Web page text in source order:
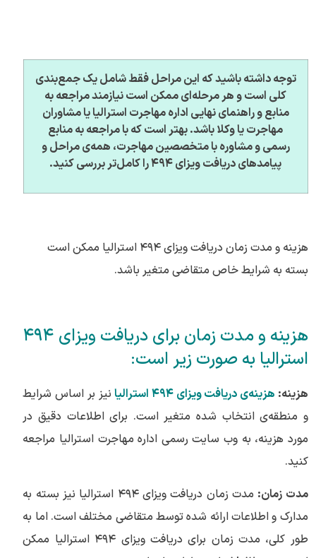
توجه داشته باشید که این مراحل فقط شامل یک جمع‌بندی
کلی است و هر مرحله‌ای ممکن است نیازمند مراجعه به
منابع و راهنمای نهایی اداره مهاجرت استرالیا یا مشاوران
مهاجرت یا وکلا باشد. بهتر است که با مراجعه به منابع
رسمی و مشاوره با متخصصین مهاجرت، همه‌ی مراحل و
پیامدهای دریافت ویزای ۴۹۴ را کامل‌تر بررسی کنید.
هزینه و مدت زمان دریافت ویزای ۴۹۴ استرالیا ممکن است
بسته به شرایط خاص متقاضی متغیر باشد.
هزینه و مدت زمان برای دریافت ویزای ۴۹۴
استرالیا به صورت زیر است:
هزینه: هزینه‌ی دریافت ویزای ۴۹۴ استرالیا
نیز بر اساس شرایط
و منطقه‌ی انتخاب شده متغیر است. برای اطلاعات دقیق در
مورد هزینه، به وب‌ سایت رسمی اداره مهاجرت استرالیا مراجعه
کنید.
مدت زمان:
مدت زمان دریافت ویزای ۴۹۴ استرالیا نیز بسته به
مدارک و اطلاعات ارائه شده توسط متقاضی مختلف است. اما به
طور کلی، مدت زمان برای دریافت ویزای ۴۹۴ استرالیا ممکن